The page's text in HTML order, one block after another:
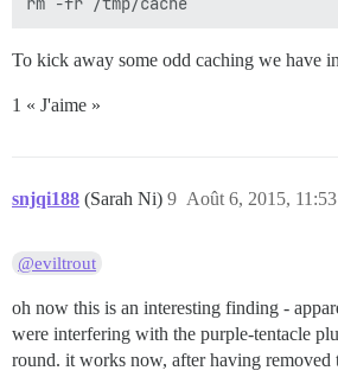
To kick away some odd caching we have in
1 « J'aime »
snjqi188 (Sarah Ni) Août 6, 2015, 11:53
9
@eviltrout
oh now this is an interesting finding -
were interfering with the purple-tentacle
round. it works now, after having removed